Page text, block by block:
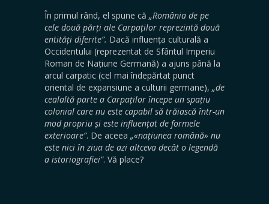
În primul rând, el spune că „România de pe
cele două părți ale Carpaților reprezintă două
entități diferite”. Dacă influența culturală a
Occidentului (reprezentat de Sfântul Imperiu
Roman de Națiune Germană) a ajuns până la
arcul carpatic (cel mai îndepărtat punct
oriental de expansiune a culturii germane), „de
cealaltă parte a Carpaților începe un spațiu
colonial care nu este capabil să trăiască într-un
mod propriu și este influențat de formele
exterioare”. De aceea „«națiunea română» nu
este nici în ziua de azi altceva decât o legendă
a istoriografiei”. Vă place?